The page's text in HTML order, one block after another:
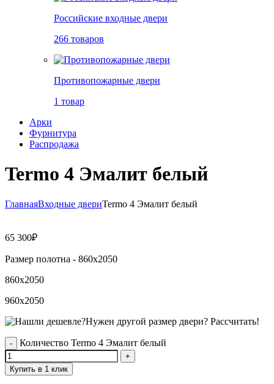
Российские входные двери
266 товаров
Противопожарные двери
1 товар
Арки
Фурнитура
Распродажа
Termo 4 Эмалит белый
ГлавнаяВходные двериTermo 4 Эмалит белый
65 300₽
Размер полотна - 860x2050
860x2050
960x2050
Нужен другой размер двери? Рассчитать!
Количество Termo 4 Эмалит белый
Купить в 1 клик